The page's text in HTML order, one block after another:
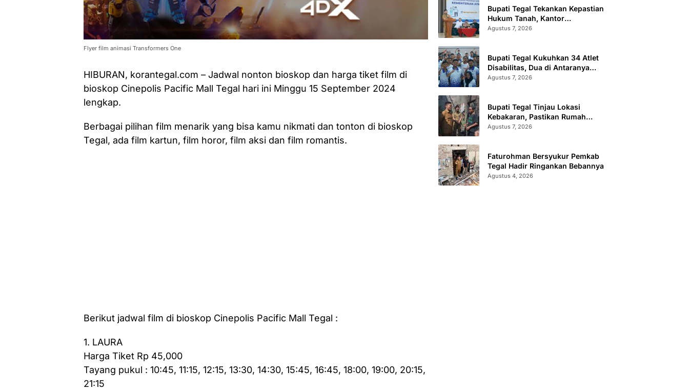
Flyer film animasi Transformers One
HIBURAN, korantegal.com – Jadwal nonton bioskop dan harga tiket film di
bioskop Cinepolis Pacific Mall Tegal hari ini Minggu 15 September 2024
lengkap.
Berbagai pilihan film menarik yang bisa kamu nikmati dan tonton di bioskop
Tegal, ada film kartun, film horor, film aksi dan film romantis.
Berikut jadwal film di bioskop Cinepolis Pacific Mall Tegal :
1. LAURA
Harga Tiket Rp 45,000
Tayang pukul : 10:45, 11:15, 12:15, 13:30, 14:30, 15:45, 16:45, 18:00, 19:00, 20:15,
21:15
Bupati Tegal Tekankan Kepastian
Hukum Tanah, Kantor
Pertanahan Catat 296.869
Agustus 7, 2026
Bupati Tegal Kukuhkan 34 Atlet
Disabilitas, Dua di Antaranya
Berlaga di Level Dunia
Agustus 7, 2026
Bupati Tegal Tinjau Lokasi
Kebakaran, Pastikan Rumah
Korban Diperbaiki
Agustus 7, 2026
Faturohman Bersyukur Pemkab
Tegal Hadir Ringankan Bebannya
Agustus 4, 2026